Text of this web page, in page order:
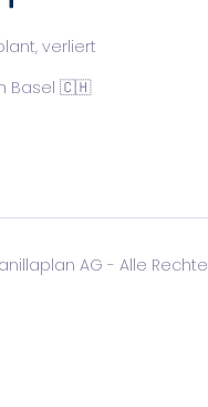
verliert
Basel 🇨🇭
AG - Alle Rechte